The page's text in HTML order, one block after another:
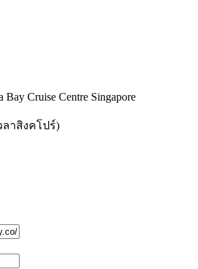
Cruise Centre Singapore
ลาสิงคโปร์)